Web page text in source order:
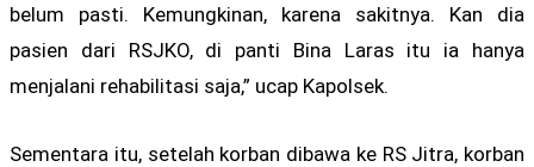
belum pasti. Kemungkinan, karena sakitnya. Kan dia
pasien dari RSJKO, di panti Bina Laras itu ia hanya
menjalani rehabilitasi saja,” ucap Kapolsek.
Sementara itu, setelah korban dibawa ke RS Jitra, korban